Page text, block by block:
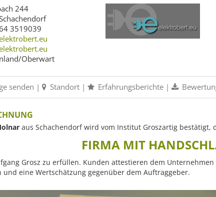
244
3519039
Oberwart
senden | Standort | Erfahrungsberichte |
aus Schachendorf wird vom Institut Groszartig bestätigt,
FIRMA MIT
Grosz zu erfüllen. Kunden attestieren dem
und eine Wertschätzung gegenüber dem Auftraggeber.